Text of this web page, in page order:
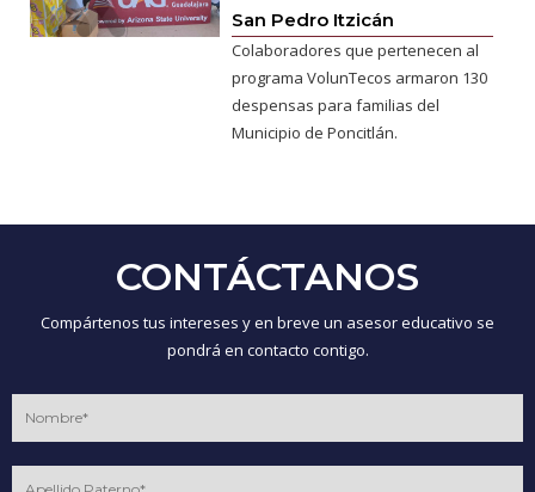
San Pedro Itzicán
Colaboradores que pertenecen al
programa VolunTecos armaron 130
despensas para familias del
Municipio de Poncitlán.
CONTÁCTANOS
Compártenos tus intereses y en breve un asesor educativo se
pondrá en contacto contigo.